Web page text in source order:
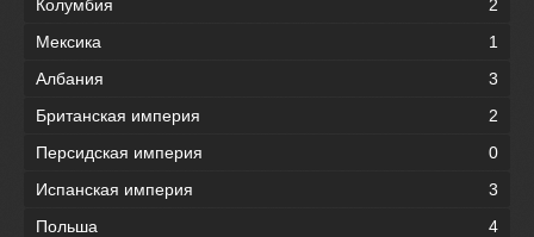
Колумбия
2
Мексика
1
Албания
3
Британская империя
2
Персидская империя
0
Испанская империя
3
Польша
4